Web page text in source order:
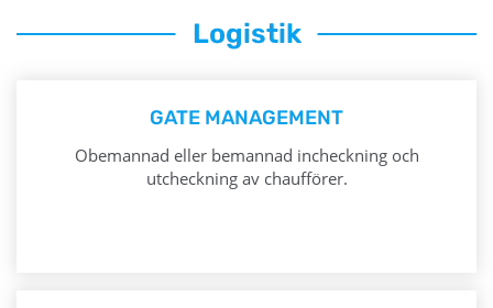
Logistik
GATE MANAGEMENT
Obemannad eller bemannad incheckning och
utcheckning av chaufförer.